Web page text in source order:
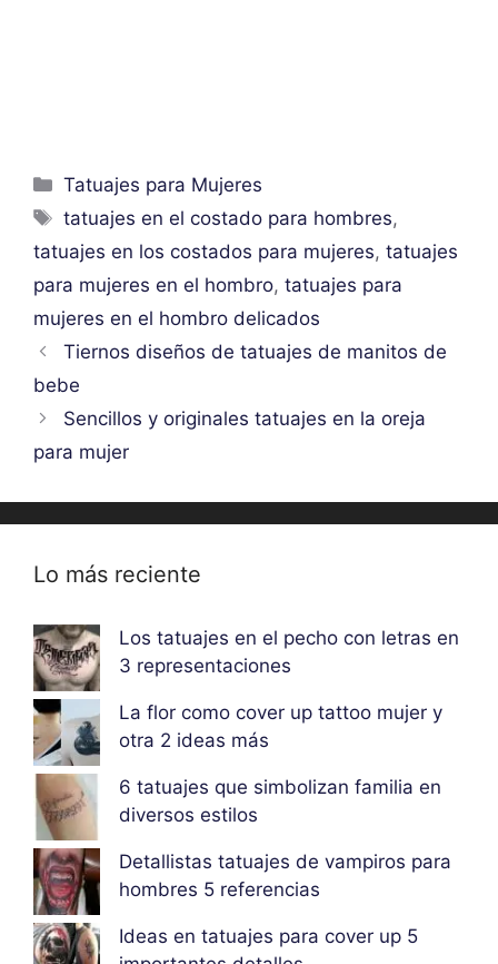
Categorías
Tatuajes para Mujeres
Etiquetas
tatuajes en el costado para hombres,
tatuajes en los costados para mujeres, tatuajes
para mujeres en el hombro, tatuajes para
mujeres en el hombro delicados
Tiernos diseños de tatuajes de manitos de
bebe
Sencillos y originales tatuajes en la oreja
para mujer
Lo más reciente
Los tatuajes en el pecho con letras en
3 representaciones
La flor como cover up tattoo mujer y
otra 2 ideas más
6 tatuajes que simbolizan familia en
diversos estilos
Detallistas tatuajes de vampiros para
hombres 5 referencias
Ideas en tatuajes para cover up 5